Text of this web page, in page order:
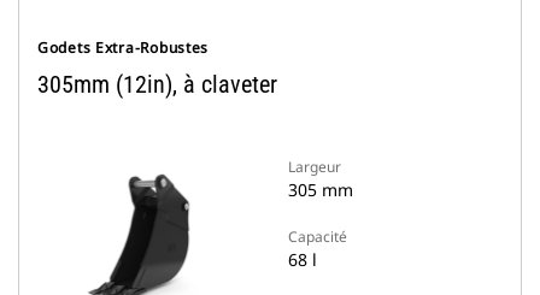
Godets Extra-Robustes
305mm (12in), à claveter
Largeur
305 mm
Capacité
68 l